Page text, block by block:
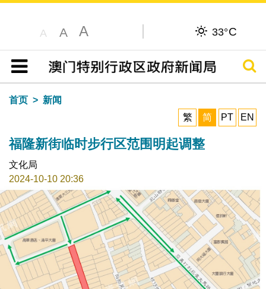
A A A 33°C
目录
搜寻
首页
新闻
繁
简 PT EN
福隆新街临时步行区范围明起调整
文化局
2024-10-10 20:36